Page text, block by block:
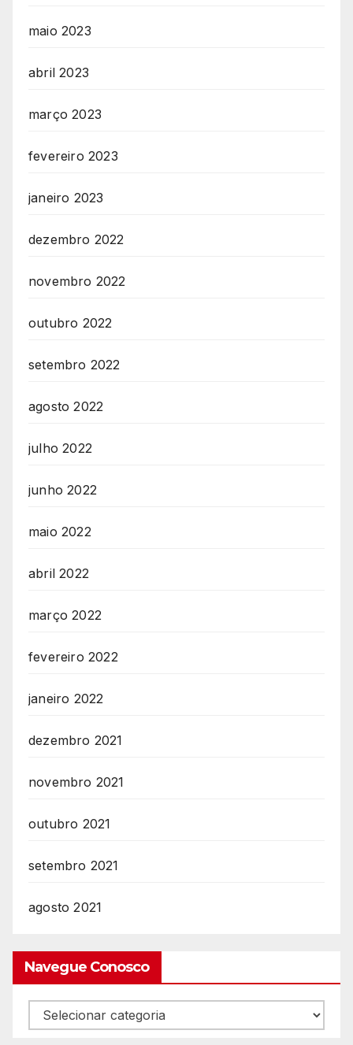
maio 2023
abril 2023
março 2023
fevereiro 2023
janeiro 2023
dezembro 2022
novembro 2022
outubro 2022
setembro 2022
agosto 2022
julho 2022
junho 2022
maio 2022
abril 2022
março 2022
fevereiro 2022
janeiro 2022
dezembro 2021
novembro 2021
outubro 2021
setembro 2021
agosto 2021
Navegue Conosco
Navegue
Conosco